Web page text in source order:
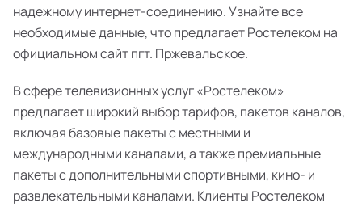
надежному интернет-соединению. Узнайте все
необходимые данные, что предлагает Ростелеком на
официальном сайт пгт. Пржевальское.
В сфере телевизионных услуг «Ростелеком»
предлагает широкий выбор тарифов, пакетов каналов,
включая базовые пакеты с местными и
международными каналами, а также премиальные
пакеты с дополнительными спортивными, кино- и
развлекательными каналами. Клиенты Ростелеком